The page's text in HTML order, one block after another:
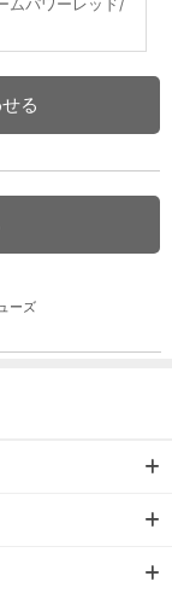
ムパワーレッド/
る
ーズ